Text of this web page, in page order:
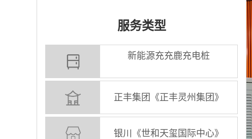
服务类型
新能源充充鹿充电桩
正丰集团《正丰灵州集团》
银川《世和天玺国际中心》